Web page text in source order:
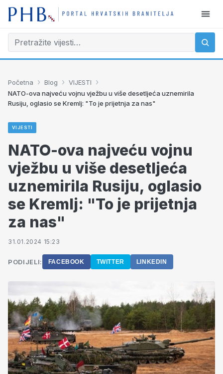
Početna › Blog › VIJESTI ›
NATO-ova najveću vojnu vježbu u više desetljeća uznemirila
Rusiju, oglasio se Kremlj: "To je prijetnja za nas"
VIJESTI
NATO-ova najveću vojnu
vježbu u više desetljeća
uznemirila Rusiju, oglasio
se Kremlj: "To je prijetnja
za nas"
31.01.2024 15:23
PODIJELI: FACEBOOK TWITTER LINKEDIN